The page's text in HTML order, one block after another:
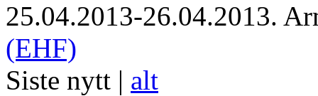
25.04.2013-26.04.2013.
(EHF)
Siste nytt | alt